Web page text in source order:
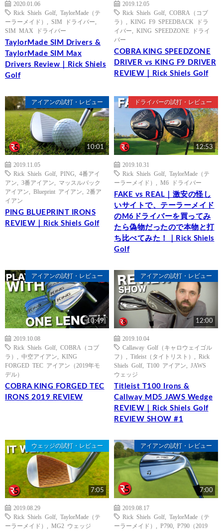
2020.01.06
Rick Shiels Golf
TaylorMade（テ
ーラーメイド）
SIM ドライバー
SIM MAX ドライバー
TaylorMade SIM Drivers &
TaylorMade SIM Max
Drivers Review｜Rick Shiels
Golf
2019.12.05
Rick Shiels Golf
COBRA（コブ
ラ）
KING F9 SPEEDBACK ドラ
イバー
KING SPEEDZONE ドライ
バー
COBRA KING SPEEDZONE
DRIVER vs KING F9 DRIVER
REVIEW｜Rick Shiels Golf
アイアンの試打・レビュー
10:01
2019.11.05
Rick Shiels Golf
PING
4番アイ
アン
3番アイアン
マッスルバック
アイアン
Blueprint アイアン
2番ア
イアン
PING BLUEPRINT IRONS
REVIEW｜Rick Shiels Golf
ドライバーの試打・レビュー
12:53
2019.10.31
Rick Shiels Golf
TaylorMade（テ
ーラーメイド）
M6 ドライバー
FAKE vs REAL｜激安の怪し
いサイトで、テーラーメイド
のM6ドライバーを買ってみ
たら偽物だったので本物と打
ち比べてみた！｜Rick Shiels
Golf
アイアンの試打・レビュー
10:49
2019.10.08
Rick Shiels Golf
COBRA（コブ
ラ）
中空アイアン
KING
FORGED TEC アイアン（2019年モ
デル）
COBRA KING FORGED TEC
IRONS 2019 REVIEW
アイアンの試打・レビュー
12:00
2019.10.04
Callaway Golf（キャロウェイゴル
フ）
Titleist（タイトリスト）
Rick
Shiels Golf
T100 アイアン
JAWS
ウェッジ
Titleist T100 Irons &
Callway MD5 JAWS Wedge
REVIEW｜Rick Shiels Golf
REVIEW SHOW #1
ウェッジの試打・レビュー
7:05
2019.08.29
Rick Shiels Golf
TaylorMade（テ
ーラーメイド）
MG2 ウェッジ
アイアンの試打・レビュー
7:00
2019.08.17
Rick Shiels Golf
TaylorMade（テ
ーラーメイド）
P790
P790（2019